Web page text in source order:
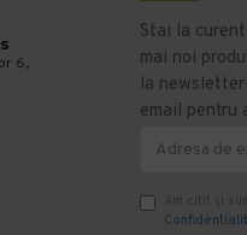
6,
Stai la
mai noi
la
email pentru
Am citit şi